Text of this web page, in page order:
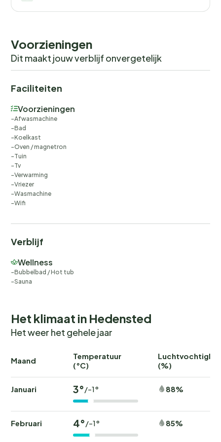
Voorzieningen
Dit maakt jouw verblijf onvergetelijk
Faciliteiten
Voorzieningen
Afwasmachine
Bad
Koelkast
Oven / magnetron
Tuin
Tv
Verwarming
Vriezer
Wasmachine
Wifi
Verblijf
Wellness
Bubbelbad / Hot tub
Sauna
Het klimaat in Hedensted
Het weer het gehele jaar
Maand
Temperatuur
(°C)
(%)
Januari 3°/-1° 88%
Februari 4°/-1° 85%